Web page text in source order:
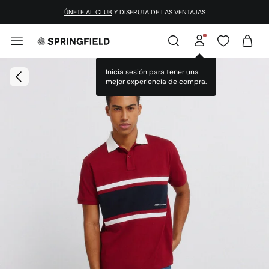
ÚNETE AL CLUB Y DISFRUTA DE LAS VENTAJAS
Inicia sesión para tener una
mejor experiencia de compra.